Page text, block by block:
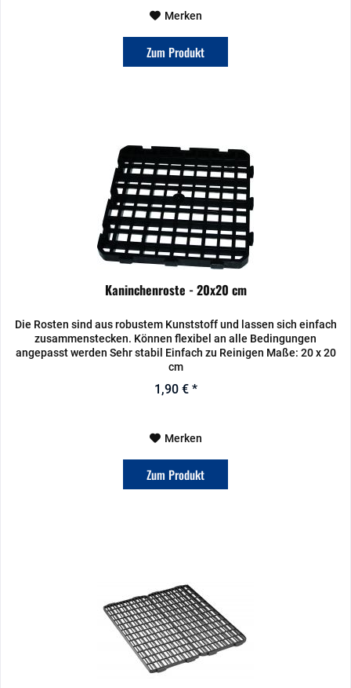
Merken
Zum Produkt
Kaninchenroste - 20x20 cm
Die Rosten sind aus robustem Kunststoff und lassen sich einfach
zusammenstecken. Können flexibel an alle Bedingungen
angepasst werden Sehr stabil Einfach zu Reinigen Maße: 20 x 20
cm
1,90 € *
Merken
Zum Produkt